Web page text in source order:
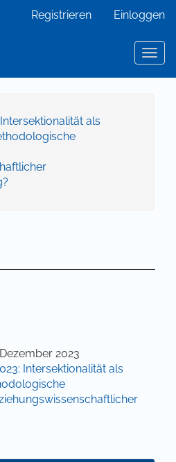
Registrieren Einloggen
als
Artikelinhalt
Dezember 2023
Intersektionalität als